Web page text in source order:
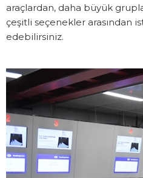
araçlardan, daha büyük
çeşitli seçenekler arasından
edebilirsiniz.